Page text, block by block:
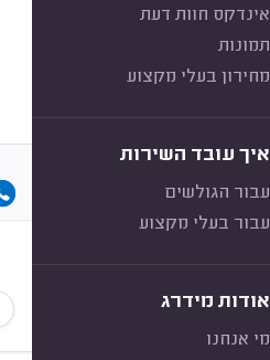
אינדקס חוות דעת
תמונות
מחירון בעלי מקצוע
איך עובד השירות
עבור הגולשים
עבור בעלי מקצוע
אודות מידרג
מי אנחנו